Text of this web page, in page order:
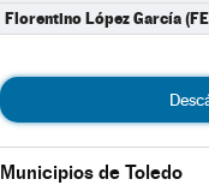
Florentino López García
Municipios de Toledo